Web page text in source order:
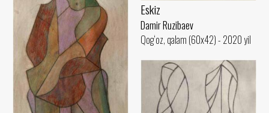
Eskiz
Damir Ruzibaev
Qog‘oz, qalam (60x42) - 2020 yil